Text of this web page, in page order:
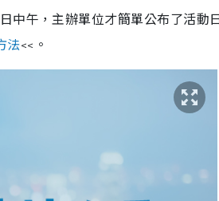
中午，主辦單位才簡單公布了活動
法<< 。